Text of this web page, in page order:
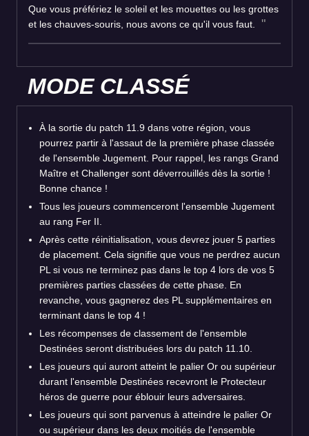
Que vous préfériez le soleil et les mouettes ou les grottes
et les chauves-souris, nous avons ce qu'il vous faut.
MODE CLASSÉ
À la sortie du patch 11.9 dans votre région, vous
pourrez partir à l'assaut de la première phase classée
de l'ensemble Jugement. Pour rappel, les rangs Grand
Maître et Challenger sont déverrouillés dès la sortie !
Bonne chance !
Tous les joueurs commenceront l'ensemble Jugement
au rang Fer II.
Après cette réinitialisation, vous devrez jouer 5 parties
de placement. Cela signifie que vous ne perdrez aucun
PL si vous ne terminez pas dans le top 4 lors de vos 5
premières parties classées de cette phase. En
revanche, vous gagnerez des PL supplémentaires en
terminant dans le top 4 !
Les récompenses de classement de l'ensemble
Destinées seront distribuées lors du patch 11.10.
Les joueurs qui auront atteint le palier Or ou supérieur
durant l'ensemble Destinées recevront le Protecteur
héros de guerre pour éblouir leurs adversaires.
Les joueurs qui sont parvenus à atteindre le palier Or
ou supérieur dans les deux moitiés de l'ensemble